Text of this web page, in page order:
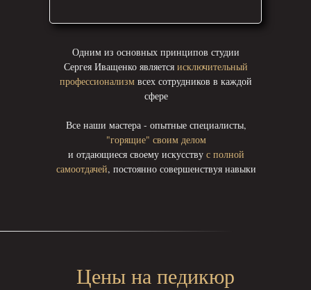
Одним из основных принципов студии
Сергея Иващенко является исключительный
профессионализм всех сотрудников в каждой
сфере
Все наши мастера - опытные специалисты,
"горящие" своим делом
и отдающиеся своему искусству с полной
самоотдачей, постоянно совершенствуя навыки
Цены на педикюр